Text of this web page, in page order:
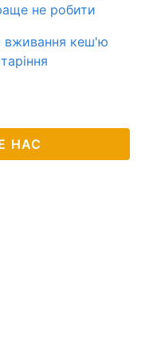
не робити
вживання кеш'ю
НАС